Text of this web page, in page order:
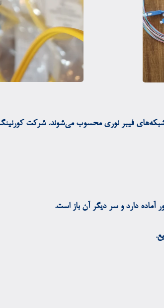
آماده دارد و سر دیگر آن باز است.